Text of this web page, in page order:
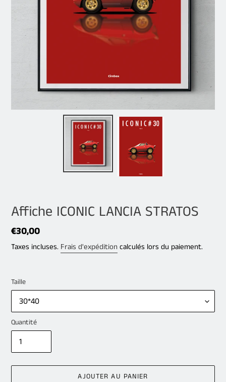
Affiche ICONIC LANCIA STRATOS
Prix
normal
€30,00
Taxes incluses. Frais d'expédition calculés lors du paiement.
Taille
Quantité
AJOUTER AU PANIER